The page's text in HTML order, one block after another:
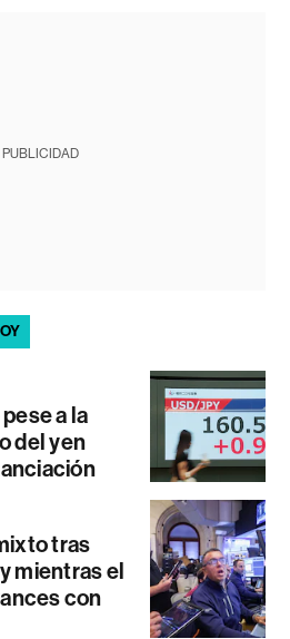
PUBLICIDAD
a la
del yen
tras
mientras el
con